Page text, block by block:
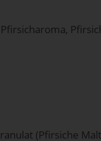
(Pfirsiche